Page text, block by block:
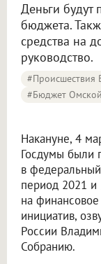
Деньги будут
бюджета.
средства на
руководство.
#Происшествия
#Бюджет
Накануне, 4
Госдумы были
в
период 2021 и
на
инициатив,
России
Собранию.